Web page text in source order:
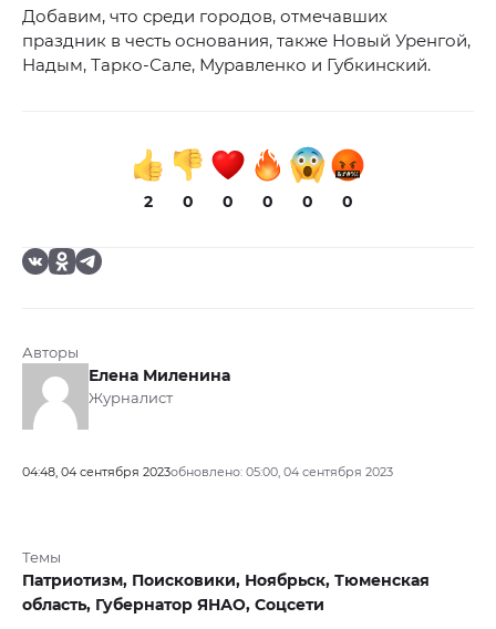
Добавим, что среди городов, отмечавших
праздник в честь основания, также Новый Уренгой,
Надым, Тарко-Сале, Муравленко и Губкинский.
2 0 0 0 0 0
Авторы
Елена Миленина
Журналист
04:48, 04 сентября 2023обновлено: 05:00, 04 сентября 2023
Темы
Патриотизм, Поисковики, Ноябрьск, Тюменская
область, Губернатор ЯНАО, Соцсети